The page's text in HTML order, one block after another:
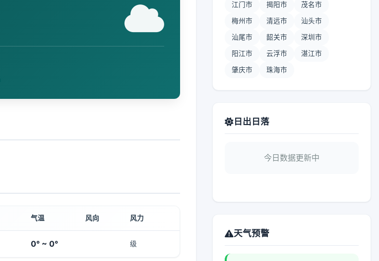
气温 风向 风力
0° ~ 0° 级
江门市 揭阳市 茂名市
梅州市 清远市 汕头市
汕尾市 韶关市 深圳市
阳江市 云浮市 湛江市
肇庆市 珠海市
日出日落
今日数据更新中
天气预警